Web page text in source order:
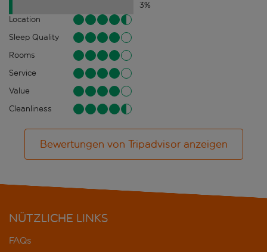
3%
Location
Sleep Quality
Rooms
Service
Value
Cleanliness
Bewertungen von Tripadvisor anzeigen
NÜTZLICHE LINKS
FAQs